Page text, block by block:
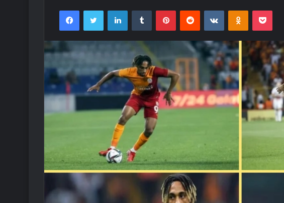
FacebookTwitter LinkedInTumblr PinterestReddit VKontakte